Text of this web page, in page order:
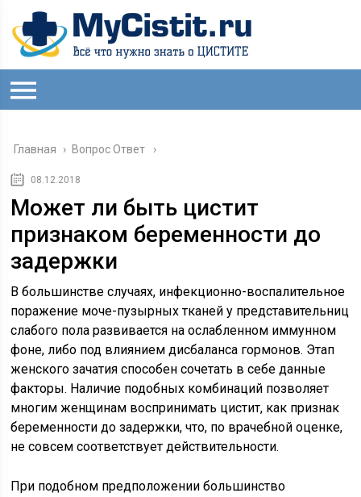
Главная › Вопрос Ответ
08.12.2018
Может ли быть цистит
признаком беременности до
задержки
В большинстве случаях, инфекционно-воспалительное
поражение моче-пузырных тканей у представительниц
слабого пола развивается на ослабленном иммунном
фоне, либо под влиянием дисбаланса гормонов. Этап
женского зачатия способен сочетать в себе данные
факторы. Наличие подобных комбинаций позволяет
многим женщинам воспринимать цистит, как признак
беременности до задержки, что, по врачебной оценке,
не совсем соответствует действительности.
При подобном предположении большинство